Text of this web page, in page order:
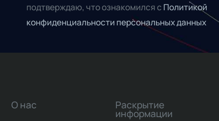
подтверждаю, что ознакомился с Политикой
конфиденциальности персональных данных
О нас Раскрытие
информации